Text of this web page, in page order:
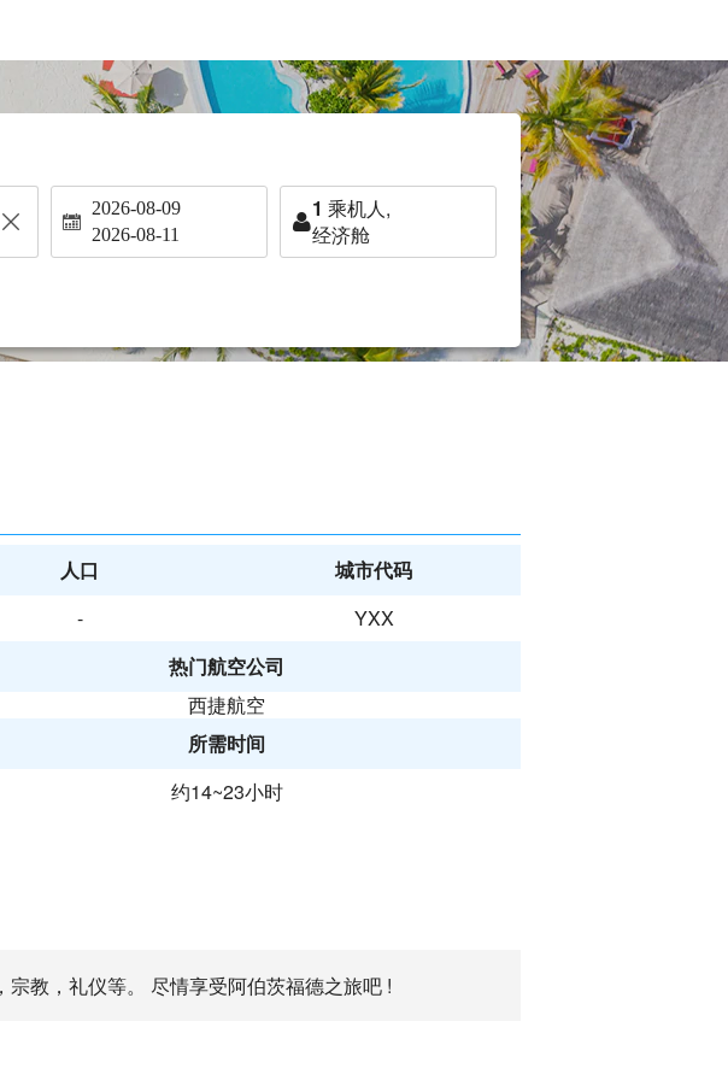
2026-08-09
2026-08-11
1 乘机人,
经济舱
人口
城市代码
-
YXX
热门航空公司
西捷航空
所需时间
约14~23小时
教，礼仪等。 尽情享受阿伯茨福德之旅吧 !